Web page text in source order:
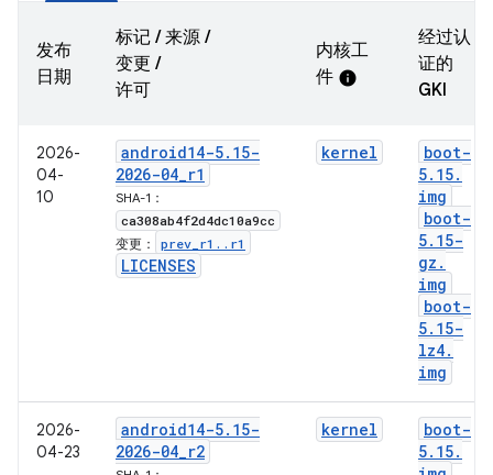
发布
日期
标记 / 来源 /
变更 /
许可
内核工
件 info
经过认
证的
GKI
2026-
04-
10
android14-5. 15-
2026-04_r1
SHA-1：
ca308ab4f2d4dc10a9cc
变更： prev r1 . . r1
LICENSES
kernel
boot-
5. 15.
img
boot-
5. 15-
gz .
img
boot-
5. 15-
lz4.
img
2026-
04-23
android14-5. 15-
2026-04_r2
kernel
boot-
5. 15.